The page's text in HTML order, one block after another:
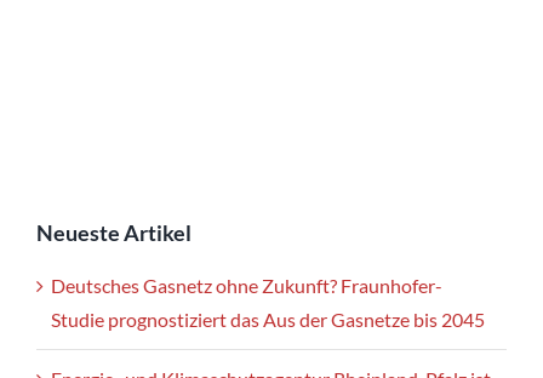
Neueste Artikel
Deutsches Gasnetz ohne Zukunft? Fraunhofer-
Studie prognostiziert das Aus der Gasnetze bis 2045